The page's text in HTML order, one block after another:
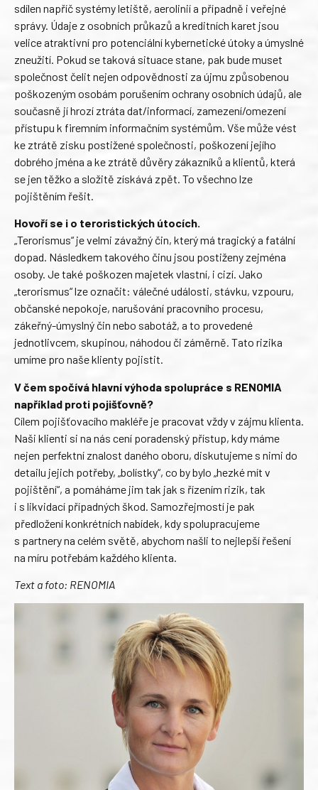
sdílen napříč systémy letiště, aerolinií a případně i veřejné
správy. Údaje z osobních průkazů a kreditních karet jsou
velice atraktivní pro potenciální kybernetické útoky a úmyslné
zneužití. Pokud se taková situace stane, pak bude muset
společnost čelit nejen odpovědnosti za újmu způsobenou
poškozeným osobám porušením ochrany osobních údajů, ale
současně jí hrozí ztráta dat/informací, zamezení/omezení
přístupu k firemním informačním systémům. Vše může vést
ke ztrátě zisku postižené společnosti, poškození jejího
dobrého jména a ke ztrátě důvěry zákazníků a klientů, která
se jen těžko a složitě získává zpět. To všechno lze
pojištěním řešit.
Hovoří se i o teroristických útocích.
„Terorismus“ je velmi závažný čin, který má tragický a fatální
dopad. Následkem takového činu jsou postiženy zejména
osoby. Je také poškozen majetek vlastní, i cizí. Jako
„terorismus“ lze označit: válečné události, stávku, vzpouru,
občanské nepokoje, narušování pracovního procesu,
zákeřný-úmyslný čin nebo sabotáž, a to provedené
jednotlivcem, skupinou, náhodou či záměrně. Tato rizika
umíme pro naše klienty pojistit.
V čem spočívá hlavní výhoda spolupráce s RENOMIA
například proti pojišťovně?
Cílem pojišťovacího makléře je pracovat vždy v zájmu klienta.
Naši klienti si na nás cení poradenský přístup, kdy máme
nejen perfektní znalost daného oboru, diskutujeme s nimi do
detailu jejich potřeby, „bolístky“, co by bylo „hezké mít v
pojištění“, a pomáháme jim tak jak s řízením rizik, tak
i s likvidací případných škod. Samozřejmostí je pak
předložení konkrétních nabídek, kdy spolupracujeme
s partnery na celém světě, abychom našli to nejlepší řešení
na míru potřebám každého klienta.
Text a foto: RENOMIA